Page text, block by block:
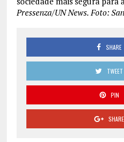
Pressenza/UN News. Foto:
SHARE
TWEET
PIN
SHARE